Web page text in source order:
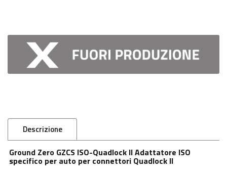
Descrizione
Ground Zero GZCS ISO-Quadlock II Adattatore ISO
specifico per auto per connettori Quadlock II